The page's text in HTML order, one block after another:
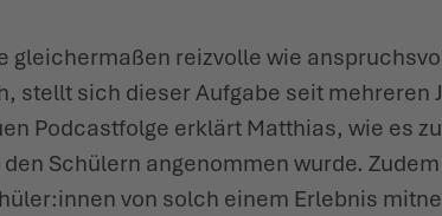
glei­chermaßen reizvolle wie
stellt sich dieser Aufgabe seit mehreren
Podcastfolge erklärt Matthias, wie es
Schülern ange­nommen wurde.
von solch einem Erlebnis